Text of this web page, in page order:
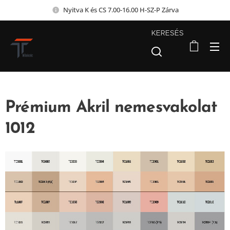
Nyitva K és CS 7.00-16.00 H-SZ-P Zárva
KERESÉS
Prémium Akril nemesvakolat
1012